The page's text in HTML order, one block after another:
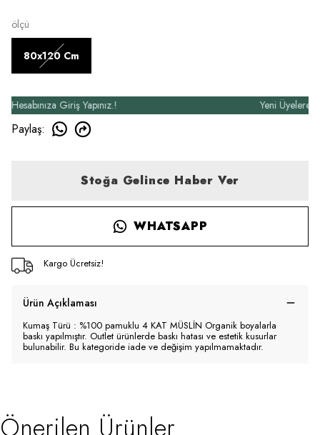
ölçü
80x120 Cm
Giriş Yapınız.! Yeni Üyelere
Paylaş:
Stoğa Gelince Haber Ver
WHATSAPP
Kargo Ücretsiz!
Ürün Açıklaması
Kumaş Türü : %100 pamuklu 4 KAT MÜSLİN Organik boyalarla
baskı yapılmıştır. Outlet ürünlerde baskı hatası ve estetik kusurlar
bulunabilir. Bu kategoride iade ve değişim yapılmamaktadır.
Önerilen Ürünler